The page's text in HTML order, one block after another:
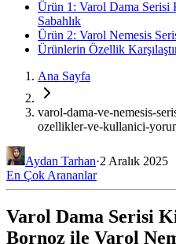
Ürün 1: Varol Dama Serisi
Sabahlık
Ürün 2: Varol Nemesis
Ürünlerin Özellik
Ana Sayfa
varol-dama-ve-nemesis-
ozellikler-ve-kullanici-
Aydan Tarhan·2 Aralık 2025
En Çok Arananlar
Varol Dama Serisi
Bornoz ile Varol